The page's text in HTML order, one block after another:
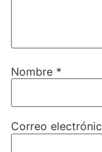
Nombre *
Correo